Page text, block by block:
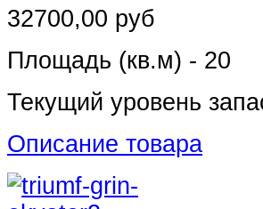
32700,00 руб
Площадь (кв.м) - 20
Текущий уровень
Описание товара